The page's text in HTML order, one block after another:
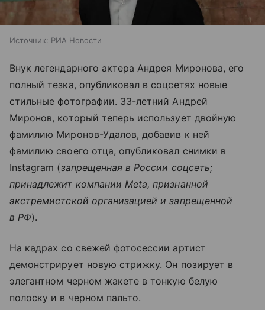
Источник: РИА Новости
Внук легендарного актера Андрея Миронова, его
полный тезка, опубликовал в соцсетях новые
стильные фотографии. 33-летний Андрей
Миронов, который теперь использует двойную
фамилию Миронов-Удалов, добавив к ней
фамилию своего отца, опубликовал снимки в
Instagram (запрещенная в России соцсеть;
принадлежит компании Meta, признанной
экстремистской организацией и запрещенной
в РФ).
На кадрах со свежей фотосессии артист
демонстрирует новую стрижку. Он позирует в
элегантном черном жакете в тонкую белую
полоску и в черном пальто.